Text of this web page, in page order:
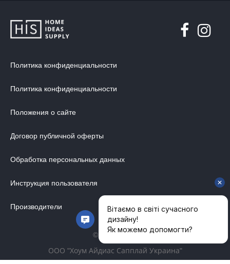
Политика конфиденциальности
Политика конфиденциальности
Положения о сайте
Договор публичной оферты
Обработка персональных данных
Инструкция пользователя
Производители
© 2014-2026
ООО "Хоум Айдиас Сапплай Украина"